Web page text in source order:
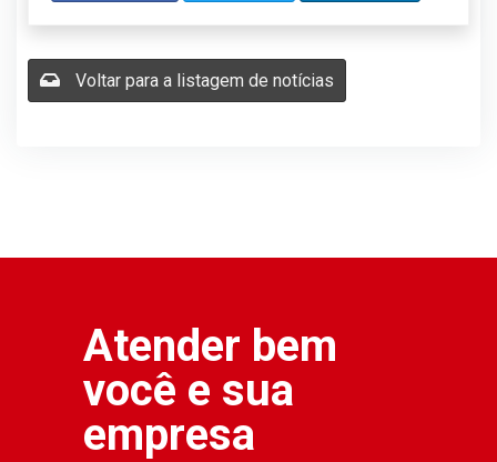
Voltar para a listagem de notícias
Atender bem
você e sua
empresa